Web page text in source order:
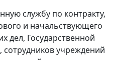
службу по контракту,
и начальствующего
дел, Государственной
учреждений